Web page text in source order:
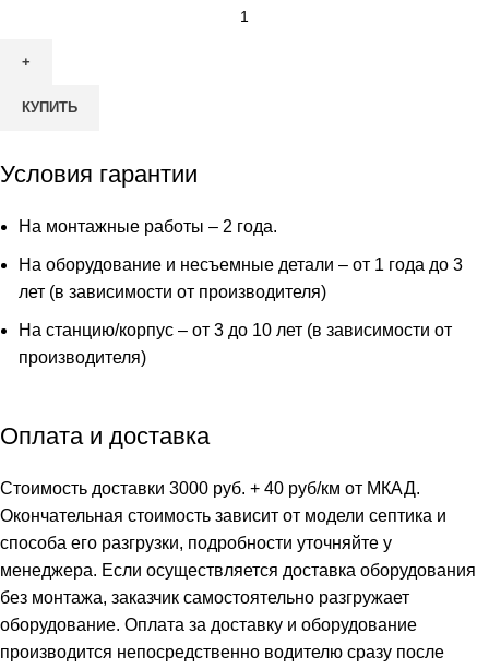
Септик
КУПИТЬ
Условия гарантии
На монтажные работы – 2 года.
На оборудование и несъемные детали – от 1 года до 3
лет (в зависимости от производителя)
На станцию/корпус – от 3 до 10 лет (в зависимости от
производителя)
Оплата и доставка
Стоимость доставки 3000 руб. + 40 руб/км от МКАД.
Окончательная стоимость зависит от модели септика и
способа его разгрузки, подробности уточняйте у
менеджера. Если осуществляется доставка оборудования
без монтажа, заказчик самостоятельно разгружает
оборудование. Оплата за доставку и оборудование
производится непосредственно водителю сразу после